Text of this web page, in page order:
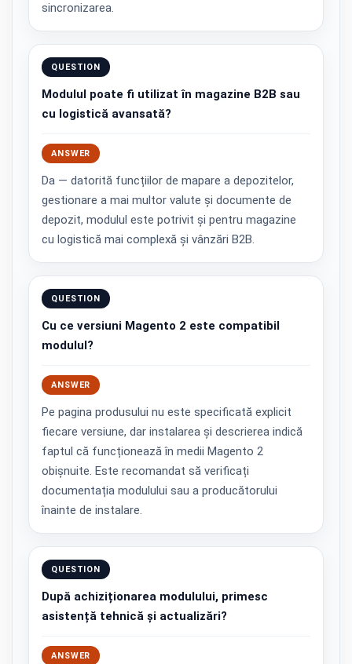
sincronizarea.
QUESTION
Modulul poate fi utilizat în magazine B2B sau
cu logistică avansată?
ANSWER
Da — datorită funcțiilor de mapare a depozitelor,
gestionare a mai multor valute și documente de
depozit, modulul este potrivit și pentru magazine
cu logistică mai complexă și vânzări B2B.
QUESTION
Cu ce versiuni Magento 2 este compatibil
modulul?
ANSWER
Pe pagina produsului nu este specificată explicit
fiecare versiune, dar instalarea și descrierea indică
faptul că funcționează în medii Magento 2
obișnuite. Este recomandat să verificați
documentația modulului sau a producătorului
înainte de instalare.
QUESTION
După achiziționarea modulului, primesc
asistență tehnică și actualizări?
ANSWER